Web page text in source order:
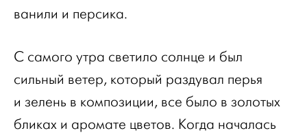
ванили и персика.
С самого утра светило солнце и был
сильный ветер, который раздувал перья
и зелень в композиции, все было в золотых
бликах и аромате цветов. Когда началась